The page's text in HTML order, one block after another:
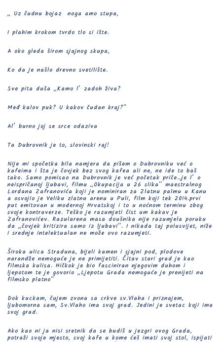
„ Uz čudnu bojaz noga amo stupa,
I plahim krokom tvrdo tlo si ište.
A oko gleda širom sjajnog skupa,
Ko da je našlo drevno svetilište.
Sve pita duša „Kamo l’ zadoh živa?
Međ kalov puk? U kakov čudan kraj?“
Al’ burno joj se srce odaziva
Ta Dubrovnik je to, slovinski raj!
Nije mi spočetka bila namjera da pišem o Dubrovniku već o
kafeima i šta je čovjek bez svog kafea ali ne, ne ide to baš
tako. Samo pomisao na Dubrovnik je već početak priče…je l’ o
neispričanoj ljubavi, filmu „Okupacija u 26 slika“ maestralnog
Lordana Zafranovića koji je nominiran za Zlatnu palmu u Kanu
a osvojio je Veliku zlatnu arenu u Puli, film koji tek 2014.prvi
put emitovan u modernoj Hrvatskoj i to u noćnom terminu zbog
svoje kontraverze. Teško je razumjeti čist um kakav je
Zafranovićev. Razularena masa doušnika nije razumjela poruku
da „čovjek kritizira samo iz ljubavi“. I nikada taj polusvijet, niže
i srednje intelektualan ne može ovo razumjeti.
Široka ulica Straduna, bijeli kamen i sjajni pod, plodove
narandže nemoguće je ne primijetiti. Čitav stari grad je kao
filmska kulisa. Hičkok je bio fasciniran njegovim duhom i
ljepotom te je govorio „Ljepotu Grada nemoguće je prenijeti na
filmsko platno“
Dok kuckam, čujem zvona sa crkve sv.Vlaha i priznajem,
ljubomorna sam, Sv.Vlaho ima svoj grad. Jedini je svetac koji ima
svoj grad.
Ako kao ni ja nisi sretnik da se budiš u jezgri ovog Grada,
potraži svoje mjesto, svoj kafe u kome ćeš imati svoj stol, ispijati